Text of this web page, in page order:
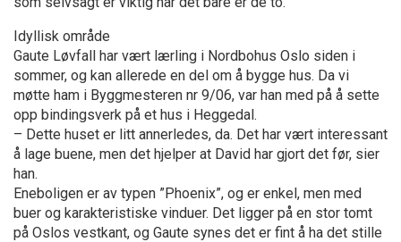
Idyllisk område
Gaute Løvfall har vært lærling i Nordbohus Oslo siden i
sommer, og kan allerede en del om å bygge hus. Da vi
møtte ham i Byggmesteren nr 9/06, var han med på å sette
opp bindingsverk på et hus i Heggedal.
– Dette huset er litt annerledes, da. Det har vært interessant
å lage buene, men det hjelper at David har gjort det før, sier
han.
Eneboligen er av typen ”Phoenix”, og er enkel, men med
buer og karakteristiske vinduer. Det ligger på en stor tomt
på Oslos vestkant, og Gaute synes det er fint å ha det stille